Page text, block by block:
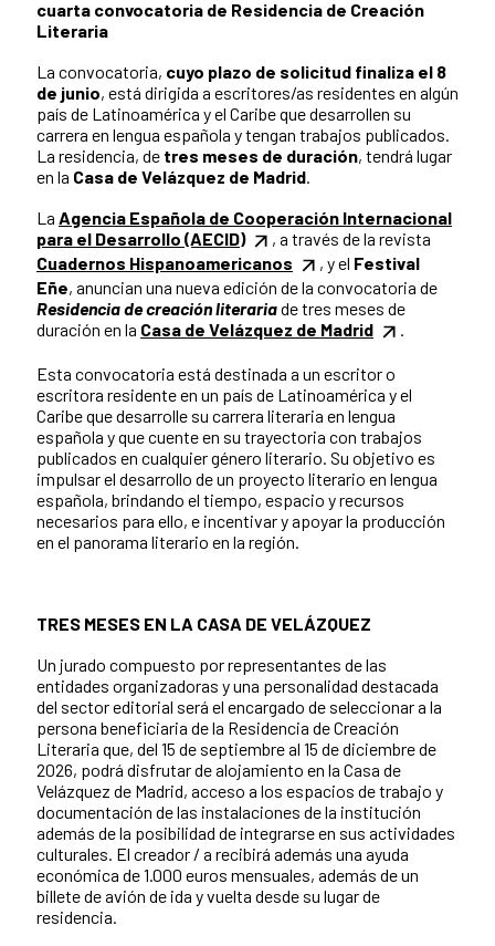
cuarta convocatoria de Residencia de Creación
Literaria
La convocatoria, cuyo plazo de solicitud finaliza el 8
de junio, está dirigida a escritores/as residentes en algún
país de Latinoamérica y el Caribe que desarrollen su
carrera en lengua española y tengan trabajos publicados.
La residencia, de tres meses de duración, tendrá lugar
en la Casa de Velázquez de Madrid.
La Agencia Española de Cooperación Internacional
para el Desarrollo (AECID)
, a través de la revista
Cuadernos Hispanoamericanos
, y el Festival
Eñe, anuncian una nueva edición de la convocatoria de
Residencia de creación literariade tres meses de
duración en la Casa de Velázquez de Madrid .
Esta convocatoria está destinada a un escritor o
escritora residente en un país de Latinoamérica y el
Caribe que desarrolle su carrera literaria en lengua
española y que cuente en su trayectoria con trabajos
publicados en cualquier género literario. Su objetivo es
impulsar el desarrollo de un proyecto literario en lengua
española, brindando el tiempo, espacio y recursos
necesarios para ello, e incentivar y apoyar la producción
en el panorama literario en la región.
TRES MESES EN LA CASA DE VELÁZQUEZ
Un jurado compuesto por representantes de las
entidades organizadoras y una personalidad destacada
del sector editorial será el encargado de seleccionar a la
persona beneficiaria de la Residencia de Creación
Literaria que, del 15 de septiembre al 15 de diciembre de
2026, podrá disfrutar de alojamiento en la Casa de
Velázquez de Madrid, acceso a los espacios de trabajo y
documentación de las instalaciones de la institución
además de la posibilidad de integrarse en sus actividades
culturales. El creador / a recibirá además una ayuda
económica de 1.000 euros mensuales, además de un
billete de avión de ida y vuelta desde su lugar de
residencia.